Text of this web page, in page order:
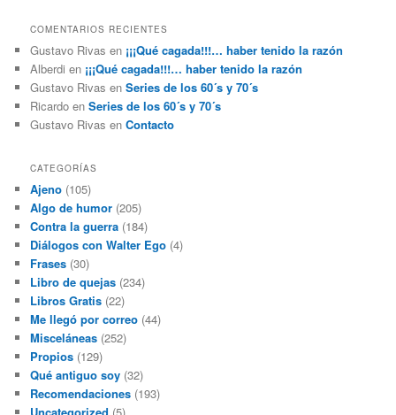
COMENTARIOS RECIENTES
Gustavo Rivas en ¡¡¡Qué cagada!!!… haber tenido la razón
Alberdi en ¡¡¡Qué cagada!!!… haber tenido la razón
Gustavo Rivas enSeries de los 60´s y 70´s
Ricardo enSeries de los 60´s y 70´s
Gustavo Rivas enContacto
CATEGORÍAS
Ajeno (105)
Algo de humor (205)
Contra la guerra (184)
Diálogos con Walter Ego (4)
Frases (30)
Libro de quejas (234)
Libros Gratis (22)
Me llegó por correo (44)
Misceláneas (252)
Propios (129)
Qué antiguo soy (32)
Recomendaciones (193)